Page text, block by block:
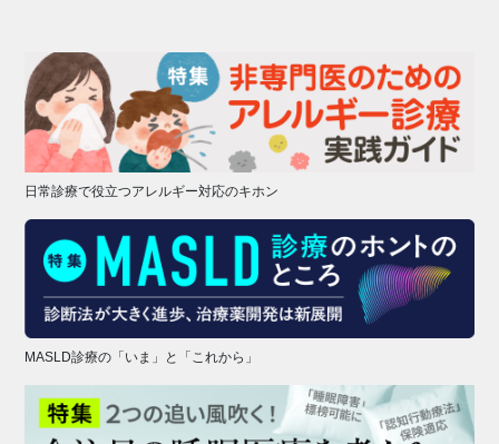
日常診療で役立つアレルギー対応のキホン
MASLD診療の「いま」と「これから」